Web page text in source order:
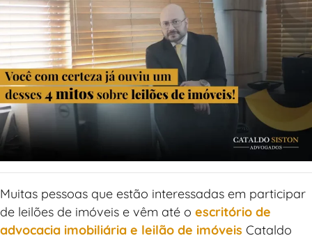
Muitas pessoas que estão interessadas em participar
de leilões de imóveis e vêm até o escritório de
advocacia imobiliária e leilão de imóveis Cataldo